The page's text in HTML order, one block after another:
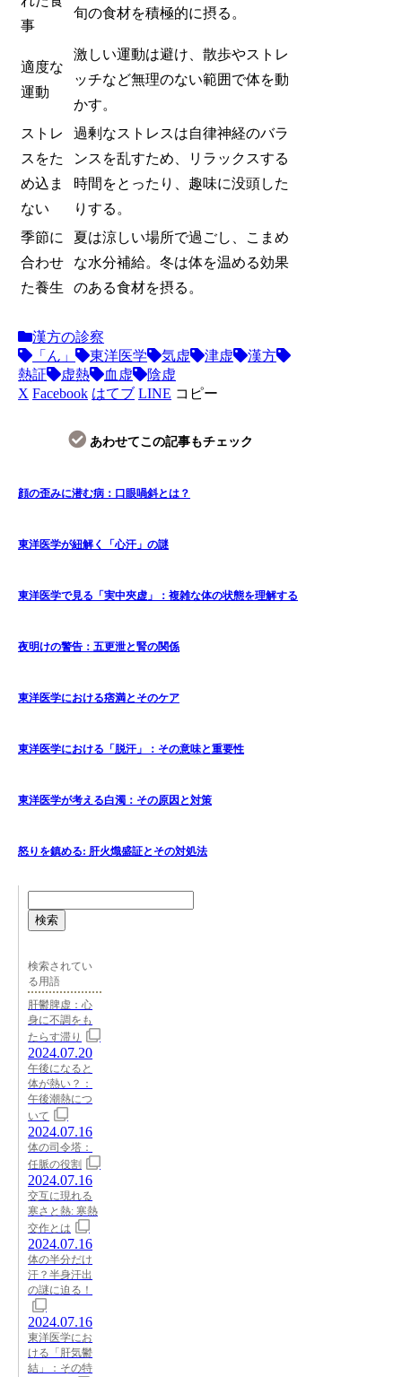
事
旬の食材を積極的に摂る。
適度な
運動
激しい運動は避け、散歩やストレ
ッチなど無理のない範囲で体を動
かす。
ストレ
スをた
め込ま
ない
過剰なストレスは自律神経のバラ
ンスを乱すため、リラックスする
時間をとったり、趣味に没頭した
りする。
季節に
合わせ
た養生
夏は涼しい場所で過ごし、こまめ
な水分補給。冬は体を温める効果
のある食材を摂る。
漢方の診察
「ん」
東洋医学 気虚 津虚
漢方
熱証
虚熱 血虚
陰虚
X Facebook はてブ LINE コピー
あわせてこの記事もチェック
顔の歪みに潜む病：口眼喎斜とは？
東洋医学が紐解く「心汗」の謎
東洋医学で見る「実中夾虚」：複雑な体の状態を理解する
夜明けの警告：五更泄と腎の関係
東洋医学における痞満とそのケア
東洋医学における「脱汗」：その意味と重要性
東洋医学が考える白濁：その原因と対策
怒りを鎮める: 肝火熾盛証とその対処法
検索
検索されてい
る用語
肝鬱脾虚：心
身に不調をも
たらす滞り
2024.07.20
午後になると
体が熱い？：
午後潮熱につ
いて
2024.07.16
体の司令塔：
任脈の役割
2024.07.16
交互に現れる
寒さと熱: 寒熱
交作とは
2024.07.16
体の半分だけ
汗？半身汗出
の謎に迫る！
2024.07.16
東洋医学にお
ける「肝気鬱
結」：その特